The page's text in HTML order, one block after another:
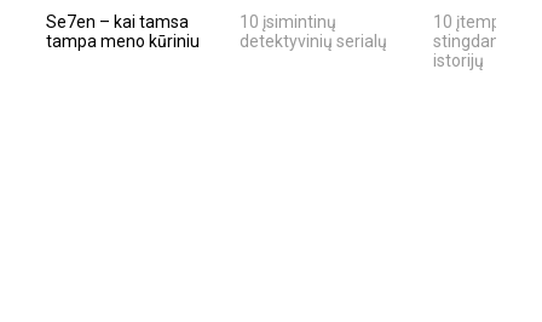
Se7en – kai tamsa
tampa meno kūriniu
10 įsimintinų
detektyvinių serialų
10 įtemptų,
stingdančių
istorijų